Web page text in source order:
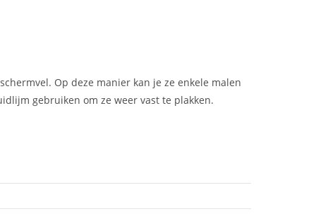
Op deze manier kan je ze enkele malen
gebruiken om ze weer vast te plakken.